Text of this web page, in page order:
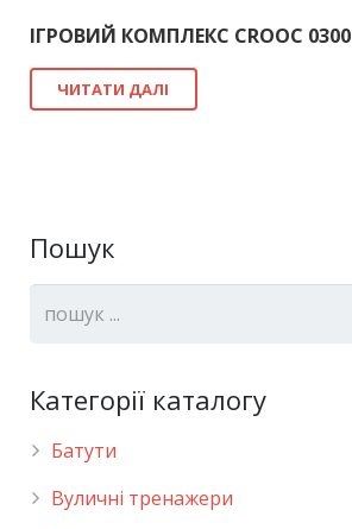
ІГРОВИЙ КОМПЛЕКС CROOC 0300
ЧИТАТИ ДАЛІ
Пошук
Категорії каталогу
Батути
Вуличні тренажери